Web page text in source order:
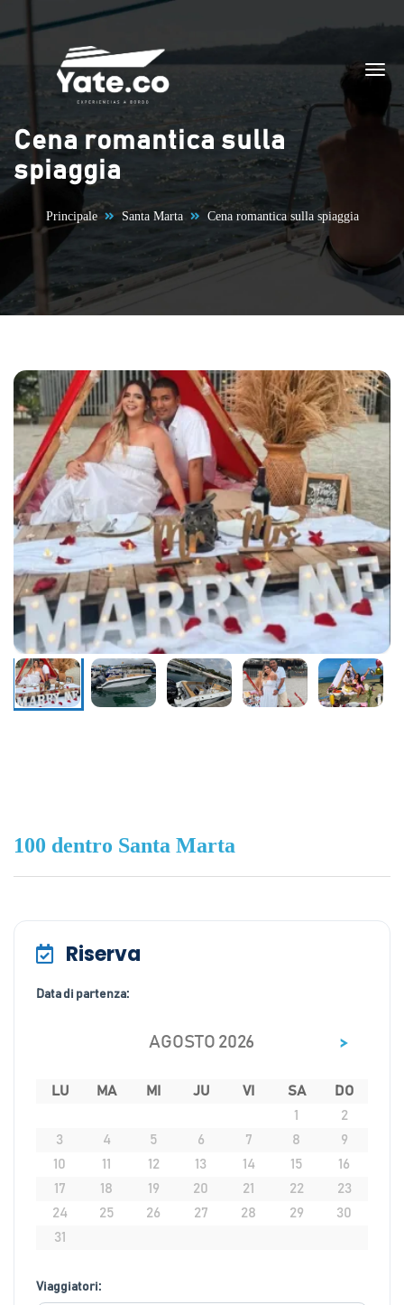
Vai al contenuto
Cena romantica sulla
spiaggia
Principale Santa Marta Cena romantica sulla spiaggia
100 dentro Santa Marta
Riserva
Data di partenza:
AGOSTO 2026 >
LU MA MI JU VI SA
DO
1
2
3
4 5 6 7 8
9
10
11 12 13 14 15
16
17
18 19 20 21 22
23
24
25 26 27 28 29
30
31
Viaggiatori: